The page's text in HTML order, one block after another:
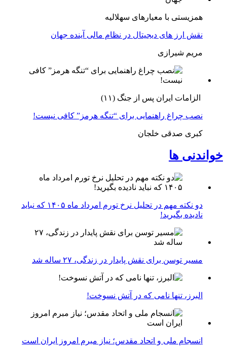
همزیستی با معیارهای سهلالیه
نقش ارز های دیجیتال در نظام مالی آینده جهان
مریم شیرازی
الزامات ایران پس از جنگ (۱۱)
نصب چراغ راهنمایی برای “تنگه هرمز” کافی نیست!
کبری صدقی خلجان
خواندنی ها
دو نکته مهم در تحلیل نرخ تورم امرداد ماه ۱۴۰۵ که نباید
نادیده بگیرید!
مسیر توسن برای نقش پایدار در زندگی، ۲۷ ساله شد
البرز، تنها نامی که در آتش نسوخت!
انسجام ملی و اتحاد مقدس؛ نیاز مبرم امروز ایران است